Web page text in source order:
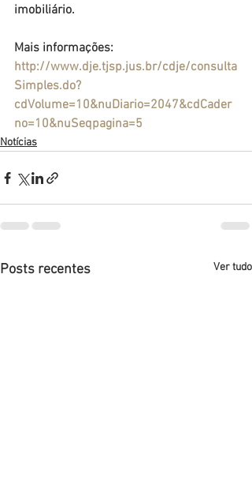
imobiliário.
Mais informações:
http://www.dje.tjsp.jus.br/cdje/consulta
Simples.do?
cdVolume=10&nuDiario=2047&cdCader
no=10&nuSeqpagina=5
Notícias
Posts recentes Ver tudo